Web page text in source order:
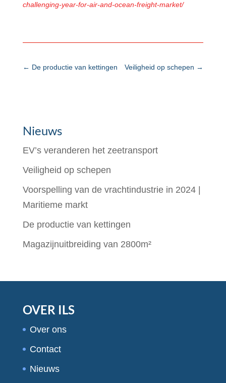
challenging-year-for-air-and-ocean-freight-market/
← De productie van kettingen Veiligheid op schepen →
Nieuws
EV’s veranderen het zeetransport
Veiligheid op schepen
Voorspelling van de vrachtindustrie in 2024 |
Maritieme markt
De productie van kettingen
Magazijnuitbreiding van 2800m²
OVER ILS
Over ons
Contact
Nieuws